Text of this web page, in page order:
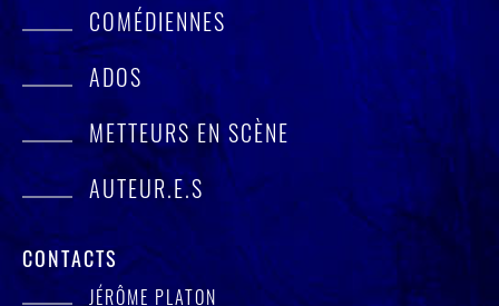
COMÉDIENNES
ADOS
METTEURS EN SCÈNE
AUTEUR.E.S
CONTACTS
JÉRÔME PLATON